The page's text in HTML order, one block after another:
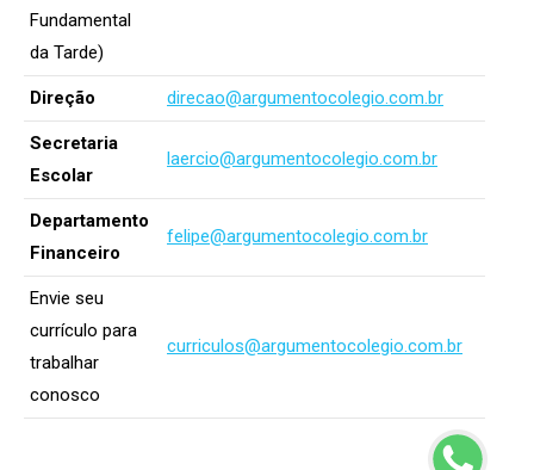
Fundamental
da Tarde)
Direção direcao@argumentocolegio.com.br
Secretaria
Escolar
laercio@argumentocolegio.com.br
Departamento
Financeiro
felipe@argumentocolegio.com.br
Envie seu
currículo para
trabalhar
conosco
curriculos@argumentocolegio.com.br